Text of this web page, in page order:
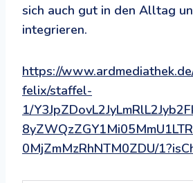
sich auch gut in den Alltag
integrieren.
https://
felix/staffel-
1/
0MjZmMzRhNTM0ZDU/